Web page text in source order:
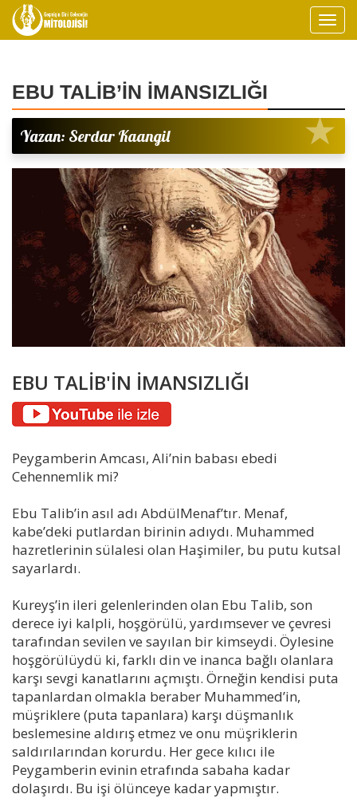
EBU TALİB’İN İMANSIZLIĞI
Yazan: Serdar Kaangil
EBU TALİB'İN İMANSIZLIĞI
Peygamberin Amcası, Ali’nin babası ebedi
Cehennemlik mi?
Ebu Talib’in asıl adı AbdülMenaf’tır. Menaf,
kabe’deki putlardan birinin adıydı. Muhammed
hazretlerinin sülalesi olan Haşimiler, bu putu kutsal
sayarlardı.
Kureyş’in ileri gelenlerinden olan Ebu Talib, son
derece iyi kalpli, hoşgörülü, yardımsever ve çevresi
tarafından sevilen ve sayılan bir kimseydi. Öylesine
hoşgörülüydü ki, farklı din ve inanca bağlı olanlara
karşı sevgi kanatlarını açmıştı. Örneğin kendisi puta
tapanlardan olmakla beraber Muhammed’in,
müşriklere (puta tapanlara) karşı düşmanlık
beslemesine aldırış etmez ve onu müşriklerin
saldırılarından korurdu. Her gece kılıcı ile
Peygamberin evinin etrafında sabaha kadar
dolaşırdı. Bu işi ölünceye kadar yapmıştır.